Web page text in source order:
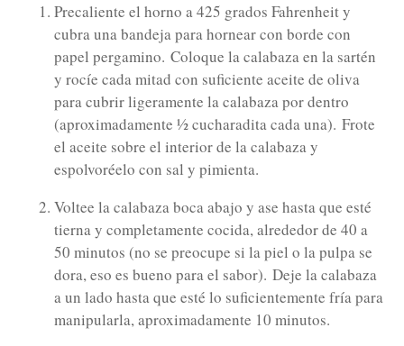
Precaliente el horno a 425 grados Fahrenheit y
cubra una bandeja para hornear con borde con
papel pergamino. Coloque la calabaza en la sartén
y rocíe cada mitad con suficiente aceite de oliva
para cubrir ligeramente la calabaza por dentro
(aproximadamente ½ cucharadita cada una). Frote
el aceite sobre el interior de la calabaza y
espolvoréelo con sal y pimienta.
Voltee la calabaza boca abajo y ase hasta que esté
tierna y completamente cocida, alrededor de 40 a
50 minutos (no se preocupe si la piel o la pulpa se
dora, eso es bueno para el sabor). Deje la calabaza
a un lado hasta que esté lo suficientemente fría para
manipularla, aproximadamente 10 minutos.